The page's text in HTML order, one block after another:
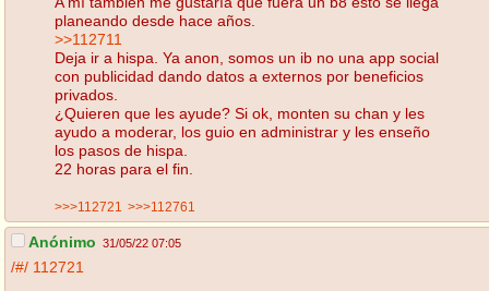
planeando desde hace años.
>>112711
Deja ir a hispa. Ya anon, somos un ib no una app social
con publicidad dando datos a externos por beneficios
privados.
¿Quieren que les ayude? Si ok, monten su chan y les
ayudo a moderar, los guio en administrar y les enseño
los pasos de hispa.
22 horas para el fin.
>>>112721 >>>112761
Anónimo 31/05/22 07:05
/#/ 112721